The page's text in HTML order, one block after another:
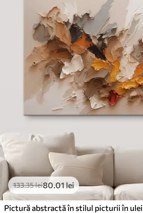
Culori vii și intense
Rezistent la decolorare
Cerneală sigură și inodoră
Suprafață tip pânză
Material ecologic
Premium
De La99.99
✓ Culori vii și intense
Cerneală sigură și inodoră
✓ Suprafață tip pânză
Material ecologic
Eco-Premium
De La124.99lei
133.35lei80.01lei
Pictură abstractă în stilul picturii în ulei